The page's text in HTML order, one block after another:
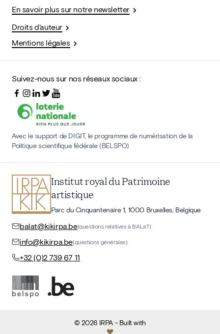
En savoir plus sur notre newsletter
Droits d'auteur
Mentions légales
Suivez-nous sur nos réseaux sociaux :
Avec le support de DIGIT, le programme de numérisation de la
Politique scientifique fédérale (BELSPO)
Institut royal du Patrimoine
artistique
Parc du Cinquantenaire 1, 1000 Bruxelles, Belgique
balat@kikirpa.be(questions relatives à BALaT)
info@kikirpa.be(questions générales)
+32 (0)2 739 67 11
©2026 IRPA- Built with